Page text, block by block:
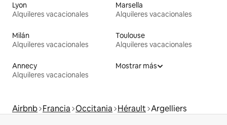
Lyon
Alquileres vacacionales
Marsella
Alquileres vacacionales
Milán
Alquileres vacacionales
Toulouse
Alquileres vacacionales
Annecy
Alquileres vacacionales
Mostrar más
Airbnb Francia Occitania Hérault Argelliers